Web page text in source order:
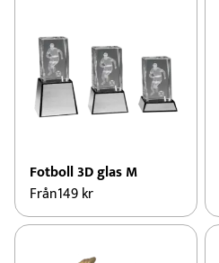
Fotboll 3D glas M
Från149kr